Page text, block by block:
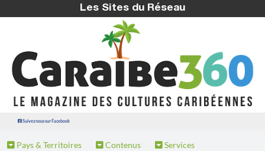
Les Sites du Réseau
Suivez nous sur Facebook
Pays & Territoires Contenus Services